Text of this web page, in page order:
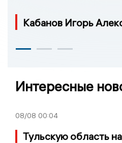
Кабанов Игорь
Интересные
08/08 00:04
Тульскую область